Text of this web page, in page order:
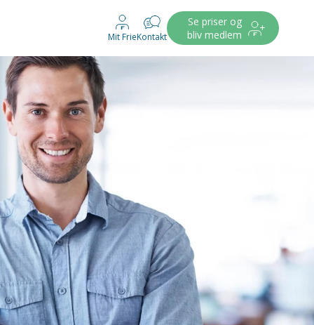
Mit FrieKontakt
Se priser og
bliv medlem